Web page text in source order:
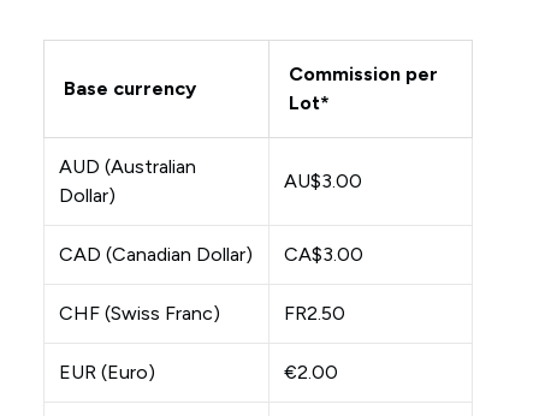
Base currency
Commission per
Lot*
AUD (Australian
Dollar)
AU$3.00
CAD (Canadian Dollar) CA$3.00
CHF (Swiss Franc) FR2.50
EUR (Euro) €2.00